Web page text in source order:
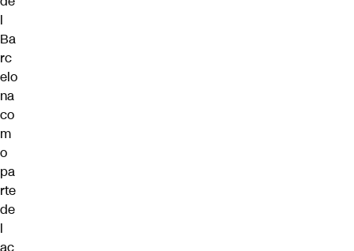
l
Ba
rc
elo
na
co
m
o
pa
rte
de
l
ac